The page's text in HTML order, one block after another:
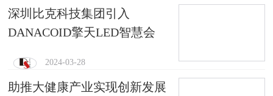
深圳比克科技集团引入
DANACOID擎天LED智慧会
2024-03-28
助推大健康产业实现创新发展